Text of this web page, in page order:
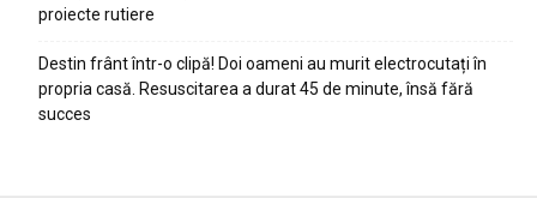
proiecte rutiere
Destin frânt într-o clipă! Doi oameni au murit electrocutați în
propria casă. Resuscitarea a durat 45 de minute, însă fără
succes